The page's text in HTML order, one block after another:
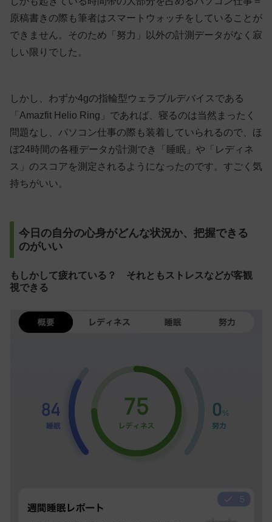
原稿書きの際も筆者はスマートウォッチをしていることが
できません。そのため「努力」以外の計測データがなく寂
しい限りでした。
しかし、わずか4gの指輪型ウェラブルデバイスである
「Amazfit Helio Ring」であれば、寝るのは当然まったく
問題なし、パソコン仕事の際も装着していられるので、ほ
ぼ24時間の各種データが計測でき「睡眠」や「レディネ
ス」のスコアを測定されるようになったのです。すごく気
持ちがいい。
今日の自分の心身がどんな状況か、把握できる
のがいい
もしかして疲れている？ それともストレスなどが客観
視できる